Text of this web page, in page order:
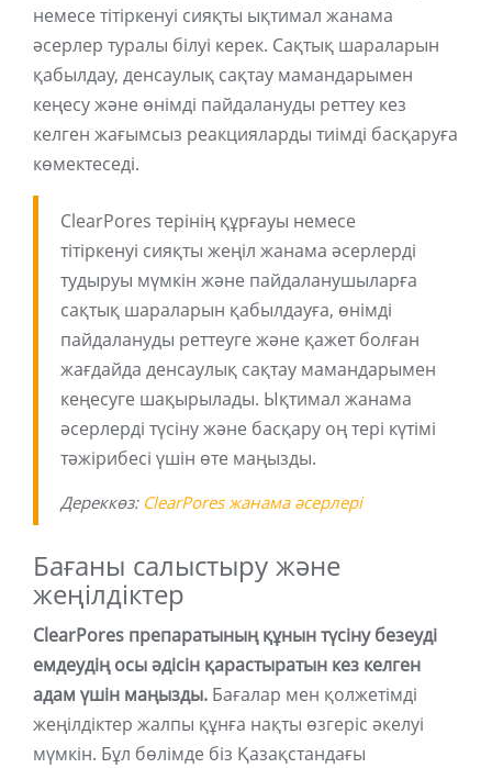
немесе тітіркенуі сияқты ықтимал жанама
әсерлер туралы білуі керек. Сақтық шараларын
қабылдау, денсаулық сақтау мамандарымен
кеңесу және өнімді пайдалануды реттеу кез
келген жағымсыз реакцияларды тиімді басқаруға
көмектеседі.
ClearPores терінің құрғауы немесе
тітіркенуі сияқты жеңіл жанама әсерлерді
тудыруы мүмкін және пайдаланушыларға
сақтық шараларын қабылдауға, өнімді
пайдалануды реттеуге және қажет болған
жағдайда денсаулық сақтау мамандарымен
кеңесуге шақырылады. Ықтимал жанама
әсерлерді түсіну және басқару оң тері күтімі
тәжірибесі үшін өте маңызды.
Дереккөз: ClearPores жанама әсерлері
Бағаны салыстыру және
жеңілдіктер
ClearPores препаратының құнын түсіну безеуді
емдеудің осы әдісін қарастыратын кез келген
адам үшін маңызды. Бағалар мен қолжетімді
жеңілдіктер жалпы құнға нақты өзгеріс әкелуі
мүмкін. Бұл бөлімде біз Қазақстандағы